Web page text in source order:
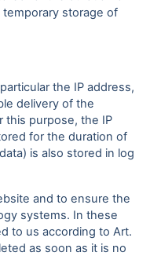
storage of
the IP address,
delivery of the
this purpose, the IP
for the duration of
is also stored in log
and to ensure the
systems. In these
to us according to Art.
as soon as it is no